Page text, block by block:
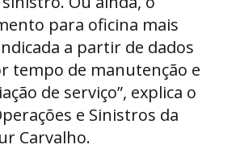
para oficina mais
a partir de dados
tempo de manutenção e
de serviço”, explica o
e Sinistros da
Carvalho.